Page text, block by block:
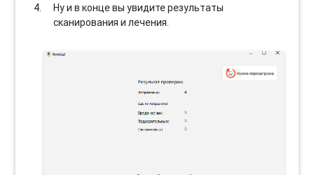
Ну и в конце вы увидите результаты
сканирования и лечения.